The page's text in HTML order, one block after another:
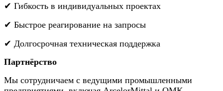
✔ Гибкость в индивидуальных проектах
✔ Быстрое реагирование на запросы
✔ Долгосрочная техническая поддержка
Партнёрство
Мы сотрудничаем с ведущими промышленными